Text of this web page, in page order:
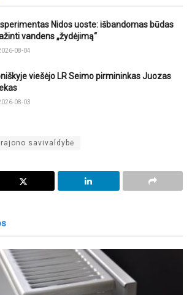
Nidos uoste: išbandomas būdas
vandens „žydėjimą“
08-04
viešėjo LR Seimo pirmininkas Juozas
08-03
savivaldybė